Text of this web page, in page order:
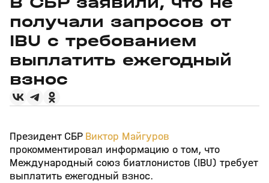
получали запросов от
IBU с требованием
выплатить ежегодный
взнос
Президент СБР Виктор Майгуров
прокомментировал информацию о том, что
Международный союз биатлонистов (IBU) требует
выплатить ежегодный взнос.